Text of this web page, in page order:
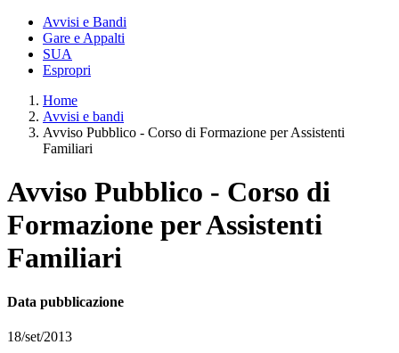
Avvisi e Bandi
Gare e Appalti
SUA
Espropri
Home
Avvisi e bandi
Avviso Pubblico - Corso di Formazione per Assistenti
Familiari
Avviso Pubblico - Corso di
Formazione per Assistenti
Familiari
Data pubblicazione
18/set/2013